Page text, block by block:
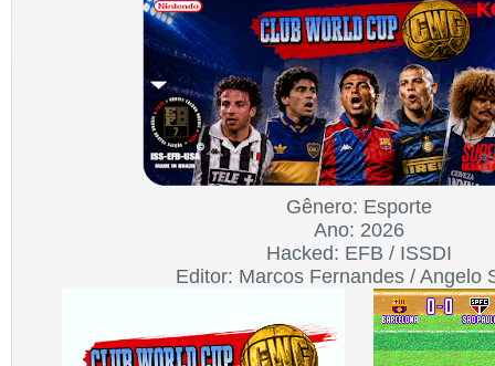
Gênero: Esporte
Ano: 2026
Hacked: EFB / ISSDI
Editor: Marcos Fernandes / Angelo